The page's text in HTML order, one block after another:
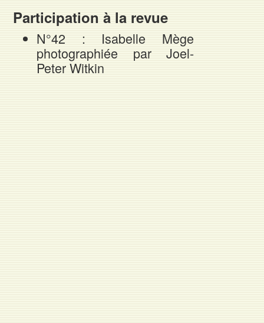
Participation à la revue
N°42 : Isabelle Mège
photographiée par Joel-
Peter Witkin